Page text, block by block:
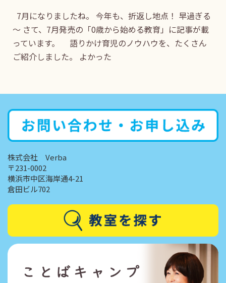
7月になりましたね。 今年も、折返し地点！ 早過ぎる
～ さて、7月発売の「0歳から始める教育」に記事が載
っています。 語りかけ育児のノウハウを、たくさん
ご紹介しました。 よかった
株式会社 Verba
〒231-0002
横浜市中区海岸通4-21
倉田ビル702